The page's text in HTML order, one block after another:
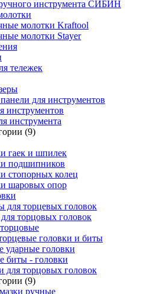
инструмента СИБИН
молотки Kraftool
молотки Stayer
тележек
для инструментов
инструментов
инструмента
(9)
гаек и шпилек
подшипников
стопорных колец
шаровых опор
для торцевых головок
торцовых головок
головки и биты
ударные головки
биты - головки
для торцовых головок
(9)
ручные